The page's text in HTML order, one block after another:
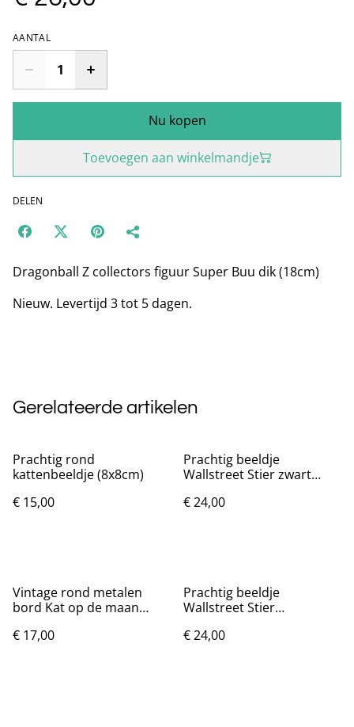
AANTAL
Nu kopen
Toevoegen aan winkelmandje
DELEN
Dragonball Z collectors figuur Super Buu dik (18cm)
Nieuw. Levertijd 3 tot 5 dagen.
Gerelateerde artikelen
Prachtig rond
kattenbeeldje (8x8cm)
€ 15,00
Prachtig beeldje
Wallstreet Stier zwart
€ 24,00
Vintage rond metalen
bord Kat op de maan
€ 17,00
Prachtig beeldje
Wallstreet Stier
€ 24,00